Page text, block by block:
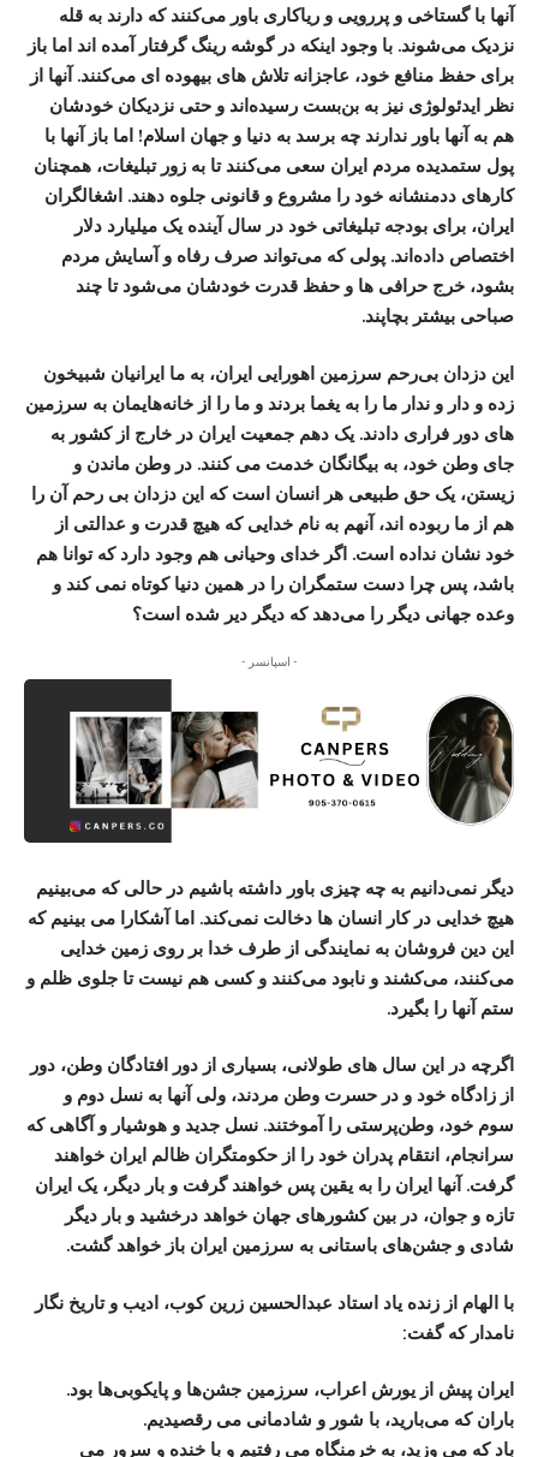
آنها با گستاخی و پررویی و ریاکاری باور می‌کنند که دارند به قله
نزدیک می‌شوند. با وجود اینکه در گوشه رینگ گرفتار آمده اند اما باز
برای حفظ منافع خود، عاجزانه تلاش های بیهوده ای می‌کنند. آنها از
نظر ایدئولوژی نیز به بن‌بست رسیده‌اند و حتی نزدیکان خودشان
هم به آنها باور ندارند چه برسد به دنیا و جهان اسلام! اما باز آنها با
پول ستمدیده مردم ایران سعی می‌کنند تا به زور تبلیغات، همچنان
کارهای ددمنشانه خود را مشروع و قانونی جلوه دهند. اشغالگران
ایران، برای بودجه تبلیغاتی خود در سال آینده یک میلیارد دلار
اختصاص داده‌اند. پولی که می‌تواند صرف رفاه و آسایش مردم
بشود، خرج حرافی ها و حفظ قدرت خودشان می‌شود تا چند
صباحی بیشتر بچاپند.
این دزدان بی‌رحم سرزمین اهورایی ایران، به ما ایرانیان شبیخون
زده و دار و ندار ما را به یغما بردند و ما را از خانه‌هایمان به سرزمین
های دور فراری دادند. یک دهم جمعیت ایران در خارج از کشور به
جای وطن خود، به بیگانگان خدمت می کنند. در وطن ماندن و
زیستن، یک حق طبیعی هر انسان است که این دزدان بی رحم آن را
هم از ما ربوده اند، آنهم به نام خدایی که هیچ قدرت و عدالتی از
خود نشان نداده است. اگر خدای وحیانی هم وجود دارد که توانا هم
باشد، پس چرا دست ستمگران را در همین دنیا کوتاه نمی کند و
وعده جهانی دیگر را می‌دهد که دیگر دیر شده است؟
- اسپانسر -
دیگر نمی‌دانیم به چه چیزی باور داشته باشیم در حالی که می‌بینیم
هیچ خدایی در کار انسان ها دخالت نمی‌کند. اما آشکارا می بینیم که
این دین فروشان به نمایندگی از طرف خدا بر روی زمین خدایی
می‌کنند، می‌کشند و نابود می‌کنند و کسی هم نیست تا جلوی ظلم و
ستم آنها را بگیرد.
اگرچه در این سال های طولانی، بسیاری از دور افتادگان وطن، دور
از زادگاه خود و در حسرت وطن مردند، ولی آنها به نسل دوم و
سوم خود، وطن‌پرستی را آموختند. نسل جدید و هوشیار و آگاهی که
سرانجام، انتقام پدران خود را از حکومتگران ظالم ایران خواهند
گرفت. آنها ایران را به یقین پس خواهند گرفت و بار دیگر، یک ایران
تازه و جوان، در بین کشورهای جهان خواهد درخشید و بار دیگر
شادی و جشن‌های باستانی به سرزمین ایران باز خواهد گشت.
با الهام از زنده یاد استاد عبدالحسین زرین کوب، ادیب و تاریخ ‌نگار
نامدار که گفت:
ایران پیش از یورش اعراب، سرزمین جشن‌ها و پایکوبی‌ها بود.
باران که می‌بارید، با شور و شادمانی می ‌رقصیدیم.
باد که می ‌وزید، به خرمنگاه می ‌رفتیم و با خنده و سرور می‌